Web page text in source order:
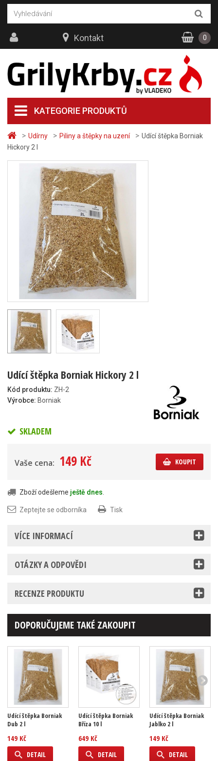
> Udírny > Piliny a štěpky na uzení > Udící štěpka Borniak
Hickory 2 l
Udící štěpka Borniak Hickory 2 l
Kód produktu: ZH-2
Výrobce: Borniak
SKLADEM
Vaše cena: 149 Kč KOUPIT
Zboží odešleme ještě dnes
Zeptejte se odborníka Tisk
VÍCE INFORMACÍ
OTÁZKY A ODPOVĚDI
RECENZE PRODUKTU
DOPORUČUJEME TAKÉ ZAKOUPIT
Udící štěpka Borniak
Dub 2 l
149 Kč
DETAIL
Udící štěpka Borniak
Bříza 10 l
649 Kč
DETAIL
Udící štěpka Borniak
Jablko 2 l
149 Kč
DETAIL
KATEGORIE PRODUKTŮ
Kontakt 0